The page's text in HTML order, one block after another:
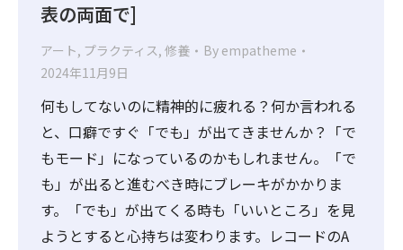
表の両面で]
アート, プラクティス, 修養 By empatheme
2024年11月9日
何もしてないのに精神的に疲れる？何か言われる
と、口癖ですぐ「でも」が出てきませんか？「で
もモード」になっているのかもしれません。「で
も」が出ると進むべき時にブレーキがかかりま
す。「でも」が出てくる時も「いいところ」を見
ようとすると心持ちは変わります。レコードのA